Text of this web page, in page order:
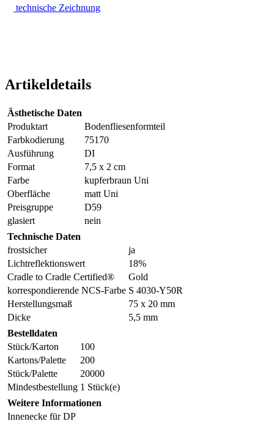
technische Zeichnung
Artikeldetails
Ästhetische Daten
Produktart
Bodenfliesenformteil
Farbkodierung
75170
Ausführung
DI
Format
7,5 x 2 cm
Farbe
kupferbraun Uni
Oberfläche
matt Uni
Preisgruppe
D59
glasiert
nein
Technische Daten
frostsicher
ja
Lichtreflektionswert
18%
Cradle to Cradle Certified®
Gold
korrespondierende NCS-Farbe S 4030-Y50R
Herstellungsmaß
75 x 20 mm
Dicke
5,5 mm
Bestelldaten
Stück/Karton
100
Kartons/Palette
200
Stück/Palette
20000
Mindestbestellung 1 Stück(e)
Weitere Informationen
Innenecke für DP